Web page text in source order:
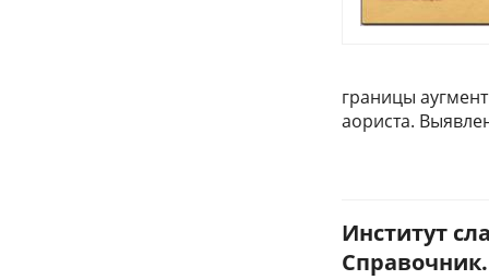
границы
аориста.
Институт